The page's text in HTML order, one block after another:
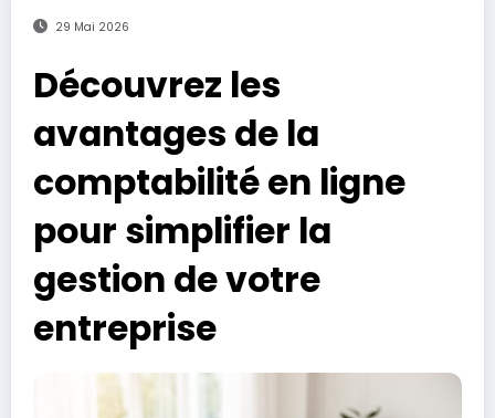
29 Mai 2026
Découvrez les
avantages de la
comptabilité en ligne
pour simplifier la
gestion de votre
entreprise